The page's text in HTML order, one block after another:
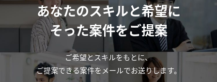
あなたのスキルと希望に
そった案件をご提案
ご希望とスキルをもとに、
ご提案できる案件をメールでお送りします。